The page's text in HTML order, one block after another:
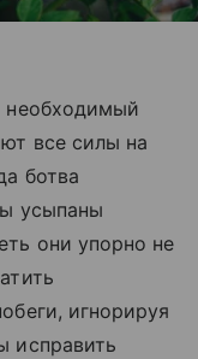
необходимый
все силы на
ботва
усыпаны
они упорно не
игнорируя
исправить